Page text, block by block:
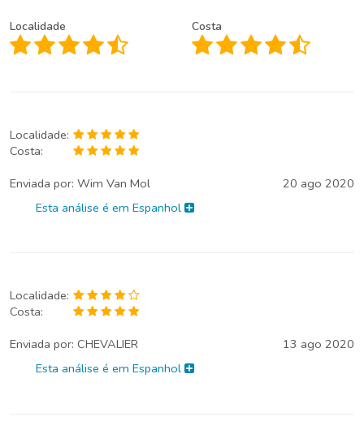
Localidade Costa
Localidade:
Costa:
Enviada por: Wim Van Mol
20 ago 2020
Esta análise é em Espanhol
Localidade:
Costa:
Enviada por: CHEVALIER
13 ago 2020
Esta análise é em Espanhol